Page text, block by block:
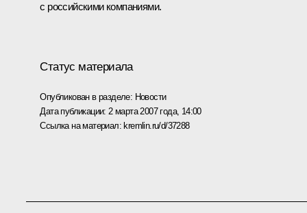
с российскими компаниями.
Статус материала
Опубликован в разделе: Новости
Дата публикации: 2 марта 2007 года, 14:00
Ссылка на материал:kremlin.ru/d/37288